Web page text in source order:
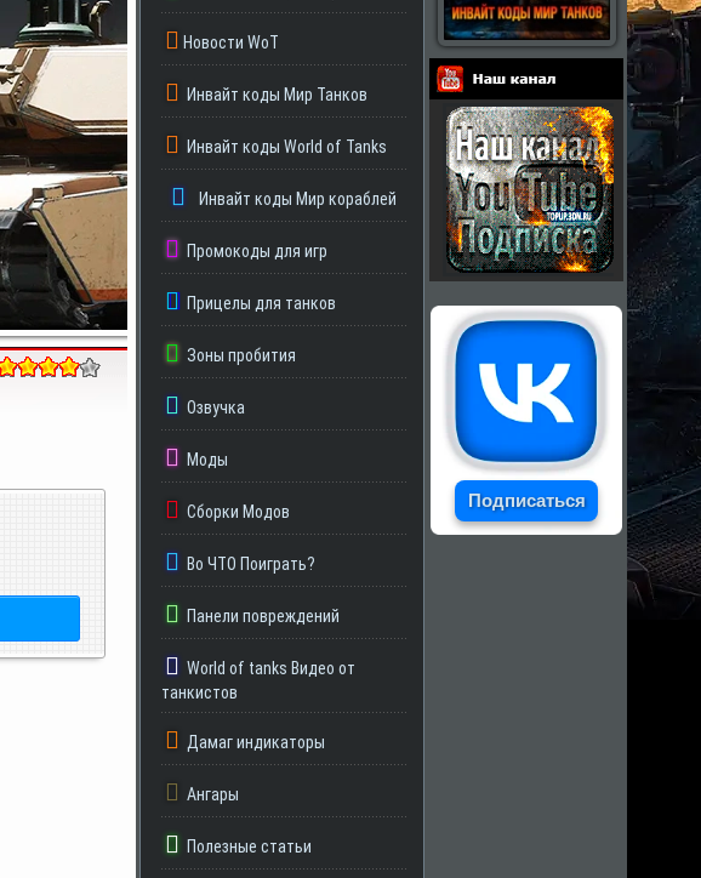
Партнеры
Подписаться
Новости WoT
Инвайт коды Мир Танков
Инвайт коды World of Tanks
Инвайт коды Мир кораблей
Промокоды для игр
Прицелы для танков
Зоны пробития
Озвучка
Моды
Сборки Модов
Во ЧТО Поиграть?
Панели повреждений
World of tanks Видео от
танкистов
Дамаг индикаторы
Ангары
Полезные статьи